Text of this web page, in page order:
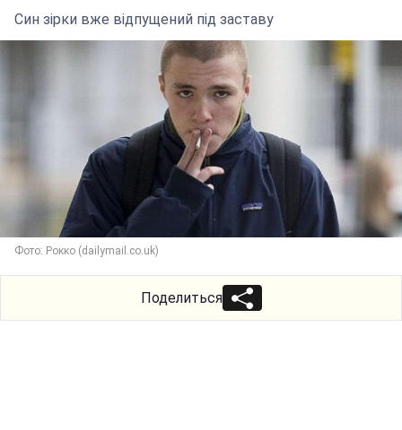
Син зірки вже відпущений під заставу
Фото: Рокко (dailymail.co.uk)
Поделиться